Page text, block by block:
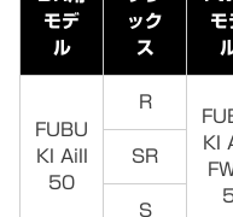
モデ
ル
ック
ス
モ
FUBU
KI AiII
50
R
KI
SR
S